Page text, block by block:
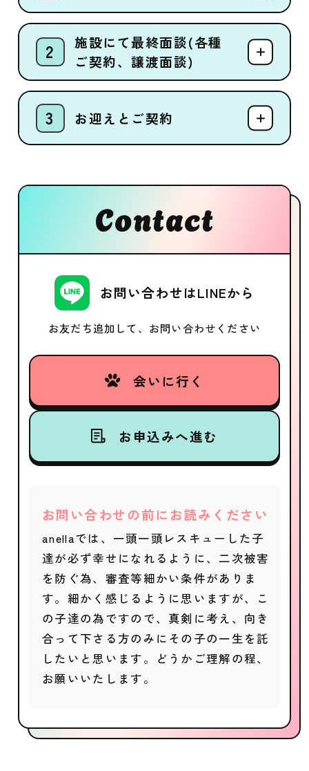
施設にて最終面談(各種
ご契約、譲渡面談)
お迎えとご契約
Contact
お問い合わせはLINEから
お友だち追加して、お問い合わせください
会いに行く
お申込みへ進む
お問い合わせの前にお読みください
anellaでは、一頭一頭レスキューした子
達が必ず幸せになれるように、二次被害
を防ぐ為、審査等細かい条件がありま
す。細かく感じるように思いますが、こ
の子達の為ですので、真剣に考え、向き
合って下さる方のみにその子の一生を託
したいと思います。どうかご理解の程、
お願いいたします。